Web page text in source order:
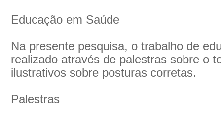
Educação em Saúde
Na presente pesquisa, o trabalho de
realizado através de palestras sobre o
ilustrativos sobre posturas corretas.
Palestras